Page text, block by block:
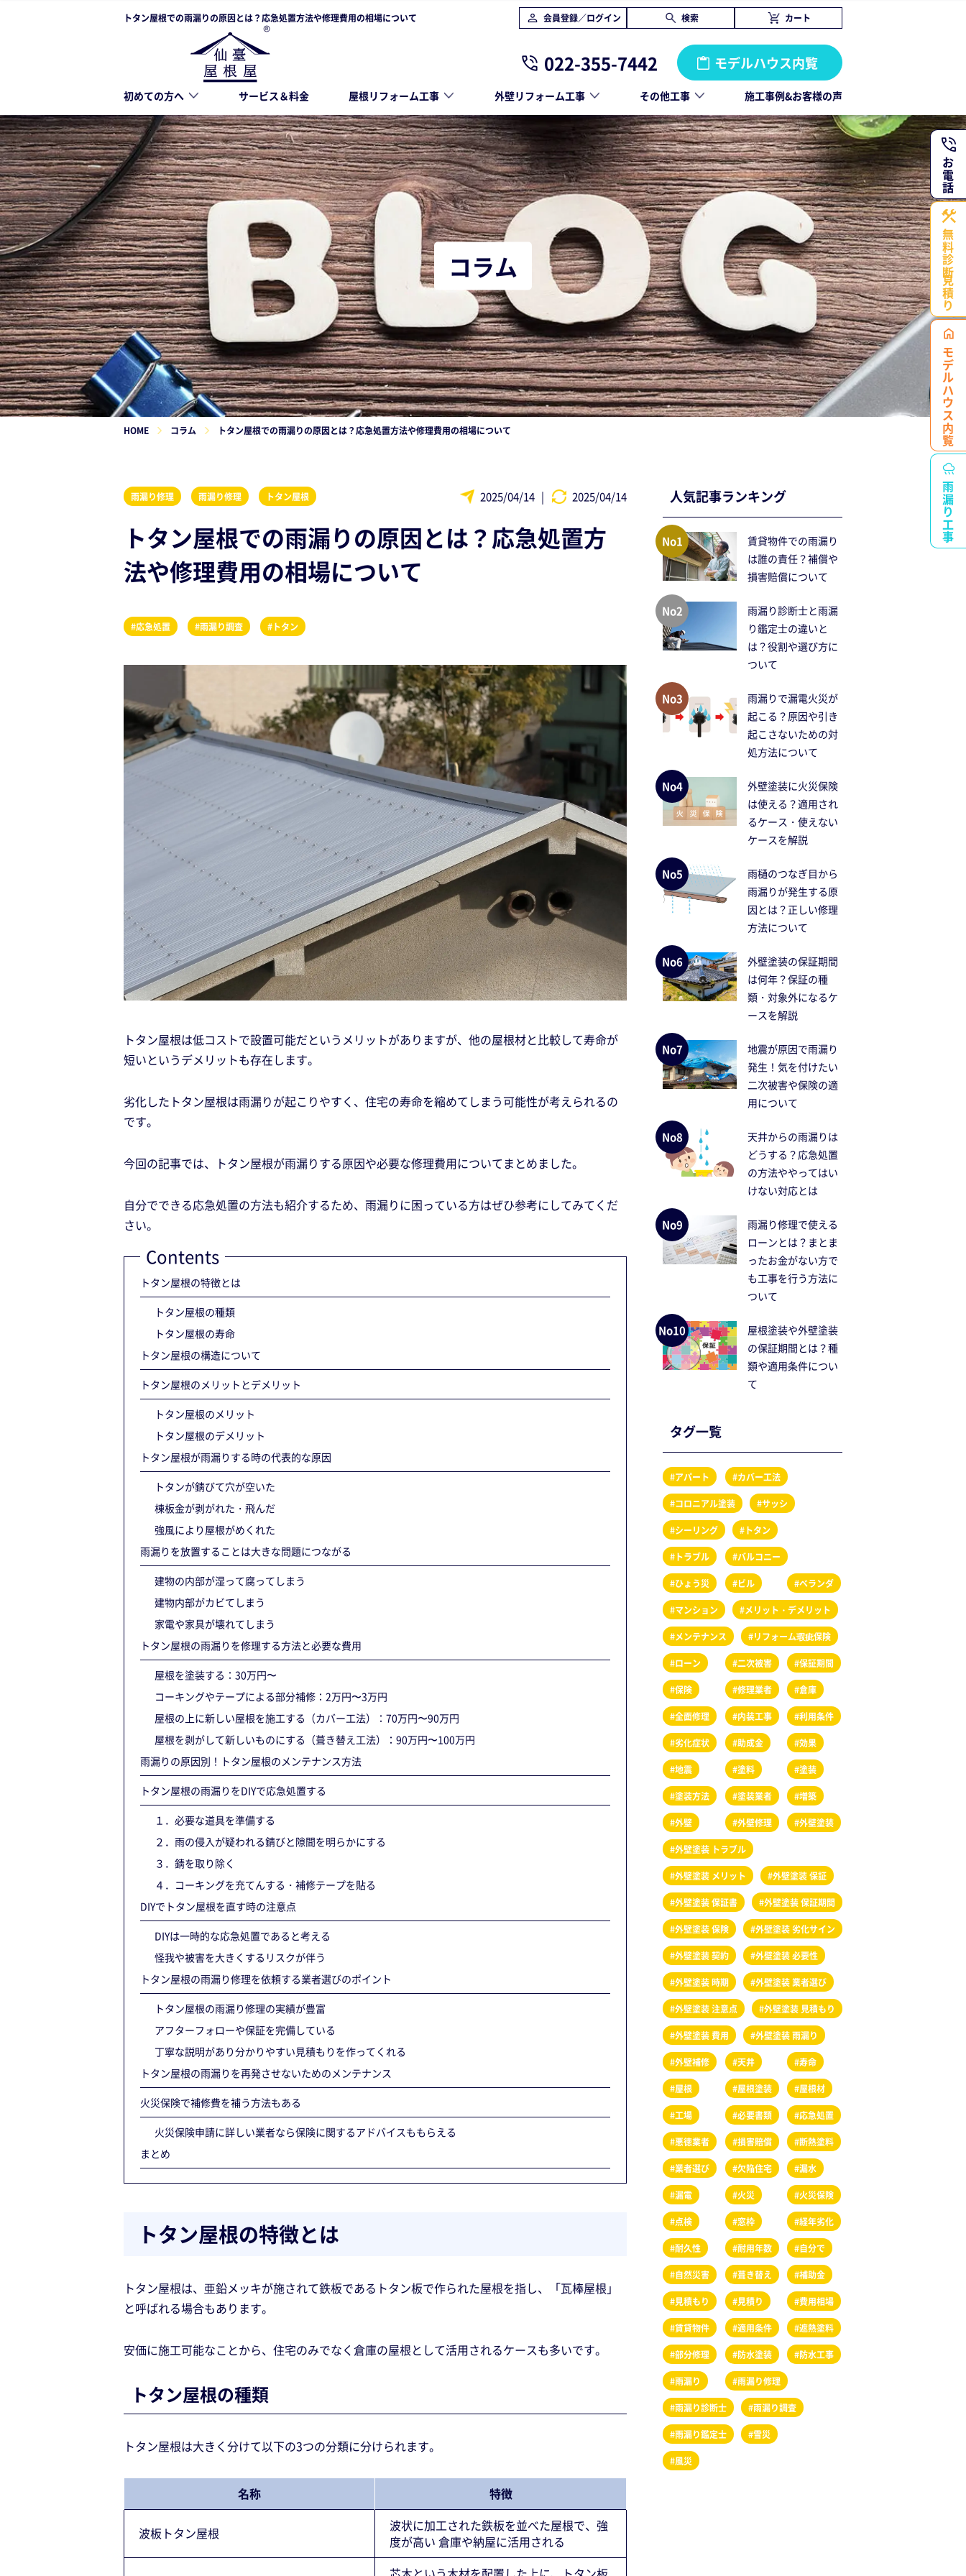
トタン屋根での雨漏りの原因とは？応急処置方法や修理費用の相場について 会員登録／ログイン 検索 カート
022-355-7442 モデルハウス内覧
初めての方へ サービス＆料金 屋根リフォーム工事 外壁リフォーム工事 その他工事 施工事例&お客様の声
コラム
HOME コラム トタン屋根での雨漏りの原因とは？応急処置方法や修理費用の相場について
雨漏り修理 雨漏り修理 トタン屋根 2025/04/14 | 2025/04/14
トタン屋根での雨漏りの原因とは？応急処置方
法や修理費用の相場について
#応急処置 #雨漏り調査 #トタン
トタン屋根は低コストで設置可能だというメリットがありますが、他の屋根材と比較して寿命が
短いというデメリットも存在します。
劣化したトタン屋根は雨漏りが起こりやすく、住宅の寿命を縮めてしまう可能性が考えられるの
です。
今回の記事では、トタン屋根が雨漏りする原因や必要な修理費用についてまとめました。
自分でできる応急処置の方法も紹介するため、雨漏りに困っている方はぜひ参考にしてみてくだ
さい。
Contents
トタン屋根の特徴とは
トタン屋根の種類
トタン屋根の寿命
トタン屋根の構造について
トタン屋根のメリットとデメリット
トタン屋根のメリット
トタン屋根のデメリット
トタン屋根が雨漏りする時の代表的な原因
トタンが錆びて穴が空いた
棟板金が剥がれた・飛んだ
強風により屋根がめくれた
雨漏りを放置することは大きな問題につながる
建物の内部が湿って腐ってしまう
建物内部がカビてしまう
家電や家具が壊れてしまう
トタン屋根の雨漏りを修理する方法と必要な費用
屋根を塗装する：30万円〜
コーキングやテープによる部分補修：2万円〜3万円
屋根の上に新しい屋根を施工する（カバー工法）：70万円〜90万円
屋根を剥がして新しいものにする（葺き替え工法）：90万円〜100万円
雨漏りの原因別！トタン屋根のメンテナンス方法
トタン屋根の雨漏りをDIYで応急処置する
１．必要な道具を準備する
２．雨の侵入が疑われる錆びと隙間を明らかにする
３．錆を取り除く
４．コーキングを充てんする・補修テープを貼る
DIYでトタン屋根を直す時の注意点
DIYは一時的な応急処置であると考える
怪我や被害を大きくするリスクが伴う
トタン屋根の雨漏り修理を依頼する業者選びのポイント
トタン屋根の雨漏り修理の実績が豊富
アフターフォローや保証を完備している
丁寧な説明があり分かりやすい見積もりを作ってくれる
トタン屋根の雨漏りを再発させないためのメンテナンス
火災保険で補修費を補う方法もある
火災保険申請に詳しい業者なら保険に関するアドバイスももらえる
まとめ
トタン屋根の特徴とは
トタン屋根は、亜鉛メッキが施されて鉄板であるトタン板で作られた屋根を指し、「瓦棒屋根」
と呼ばれる場合もあります。
安価に施工可能なことから、住宅のみでなく倉庫の屋根として活用されるケースも多いです。
トタン屋根の種類
トタン屋根は大きく分けて以下の3つの分類に分けられます。
名称 特徴
波板トタン屋根
波状に加工された鉄板を並べた屋根で、強
度が高い 倉庫や納屋に活用される
人気記事ランキング
No1
賃貸物件での雨漏り
は誰の責任？補償や
損害賠償について
No2
雨漏り診断士と雨漏
り鑑定士の違いと
は？役割や選び方に
ついて
No3
雨漏りで漏電火災が
起こる？原因や引き
起こさないための対
処方法について
No4
外壁塗装に火災保険
は使える？適用され
るケース・使えない
ケースを解説
No5
雨樋のつなぎ目から
雨漏りが発生する原
因とは？正しい修理
方法について
No6
外壁塗装の保証期間
は何年？保証の種
類・対象外になるケ
ースを解説
No7
地震が原因で雨漏り
発生！気を付けたい
二次被害や保険の適
用について
No8
天井からの雨漏りは
どうする？応急処置
の方法ややってはい
けない対応とは
No9
雨漏り修理で使える
ローンとは？まとま
ったお金がない方で
も工事を行う方法に
ついて
No10
屋根塗装や外壁塗装
の保証期間とは？種
類や適用条件につい
て
タグ一覧
#アパート #カバー工法
#コロニアル塗装 #サッシ
#シーリング #トタン
#トラブル #バルコニー
#ひょう災 #ビル #ベランダ
#マンション #メリット・デメリット
#メンテナンス #リフォーム瑕疵保険
#ローン #二次被害 #保証期間
#保険 #修理業者 #倉庫
#全面修理 #内装工事 #利用条件
#劣化症状 #助成金 #効果
#地震 #塗料 #塗装
#塗装方法 #塗装業者 #増築
#外壁 #外壁修理 #外壁塗装
#外壁塗装 トラブル
#外壁塗装 メリット #外壁塗装 保証
#外壁塗装 保証書 #外壁塗装 保証期間
#外壁塗装 保険 #外壁塗装 劣化サイン
#外壁塗装 契約 #外壁塗装 必要性
#外壁塗装 時期 #外壁塗装 業者選び
#外壁塗装 注意点 #外壁塗装 見積もり
#外壁塗装 費用 #外壁塗装 雨漏り
#外壁補修 #天井 #寿命
#屋根 #屋根塗装 #屋根材
#工場 #必要書類 #応急処置
#悪徳業者 #損害賠償 #断熱塗料
#業者選び #欠陥住宅 #漏水
#漏電 #火災 #火災保険
#点検 #窓枠 #経年劣化
#耐久性 #耐用年数 #自分で
#自然災害 #葺き替え #補助金
#見積もり #見積り #費用相場
#賃貸物件 #適用条件 #遮熱塗料
#部分修理 #防水塗装 #防水工事
#雨漏り #雨漏り修理
#雨漏り診断士 #雨漏り調査
#雨漏り鑑定士 #雪災
#風災
お電話
無料診断・
見積り
モデルハウス
内覧
雨漏り工事